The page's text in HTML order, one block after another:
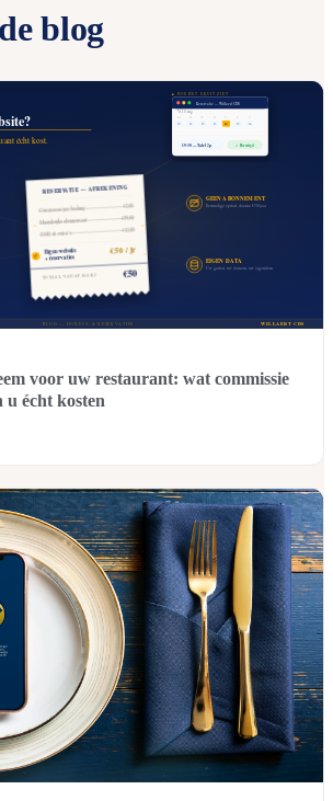
blog
voor uw restaurant: wat commissie
u écht kosten